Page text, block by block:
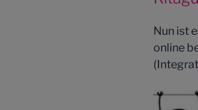
Nun ist
online